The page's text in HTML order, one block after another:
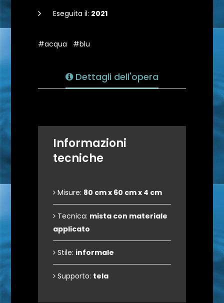
Eseguita il: 2021
#acqua #blu
Dettagli dell'opera
Informazioni
tecniche
Misure: 80 cm x 60 cm x 4 cm
Tecnica: mista con materiale
applicato
Stile: informale
Supporto: tela